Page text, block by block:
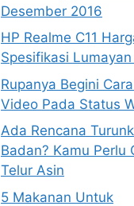
Desember 2016
HP Realme C11
Spesifikasi
Rupanya Begini
Video Pada Status
Ada Rencana
Badan? Kamu Perlu
Telur Asin
5 Makanan Untuk